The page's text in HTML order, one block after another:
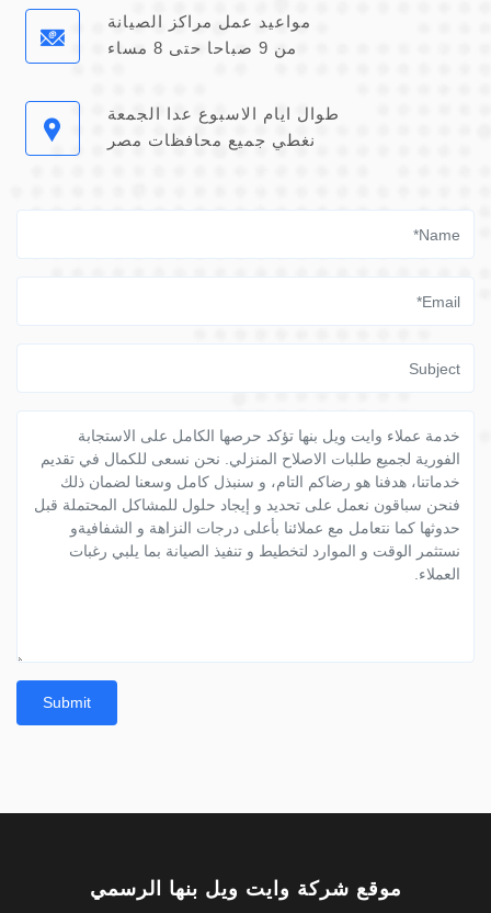
مواعيد عمل مراكز الصيانة
من 9 صباحا حتى 8 مساء
طوال ايام الاسبوع عدا الجمعة
نغطي جميع محافظات مصر
Submit
موقع شركة وايت ويل بنها الرسمي